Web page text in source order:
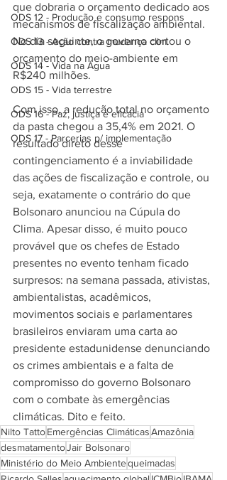
ODS 12 - Produção e consumo respons
ODS 13 - Ação contra mudança clim.
ODS 14 - Vida na Água
ODS 15 - Vida terrestre
ODS 16 - Paz, justiça e eficácia
ODS 17 - Parcerias p/ implementação
que dobraria o orçamento dedicado aos
mecanismos de fiscalização ambiental.
No dia seguinte, o governo cortou o
orçamento do meio-ambiente em
R$240 milhões.
Com isso, a redução total no orçamento
da pasta chegou a 35,4% em 2021. O
resultado direto desse
contingenciamento é a inviabilidade
das ações de fiscalização e controle, ou
seja, exatamente o contrário do que
Bolsonaro anunciou na Cúpula do
Clima. Apesar disso, é muito pouco
provável que os chefes de Estado
presentes no evento tenham ficado
surpresos: na semana passada, ativistas,
ambientalistas, acadêmicos,
movimentos sociais e parlamentares
brasileiros enviaram uma carta ao
presidente estadunidense denunciando
os crimes ambientais e a falta de
compromisso do governo Bolsonaro
com o combate às emergências
climáticas. Dito e feito.
Nilto TattoEmergências ClimáticasAmazônia
desmatamentoJair Bolsonaro
Ministério do Meio Ambientequeimadas